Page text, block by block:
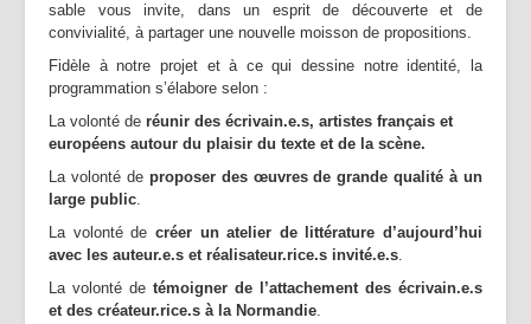
sable vous invite, dans un esprit de découverte et de
convivialité, à partager une nouvelle moisson de propositions.
Fidèle à notre projet et à ce qui dessine notre identité, la
programmation s’élabore selon :
La volonté de réunir des écrivain.e.s, artistes français et
européens autour du plaisir du texte et de la scène.
La volonté de proposer des œuvres de grande qualité à un
large public.
La volonté de créer un atelier de littérature d’aujourd’hui
avec les auteur.e.s et réalisateur.rice.s invité.e.s.
La volonté de témoigner de l’attachement des écrivain.e.s
et des créateur.rice.s à la Normandie.